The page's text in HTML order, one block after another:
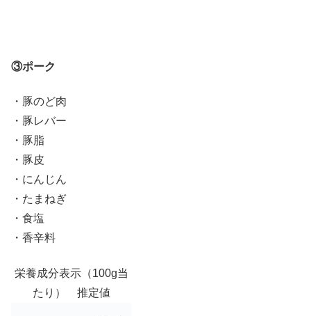
③ポーク
・豚のど肉
・豚レバー
・豚脂
・豚皮
・にんじん
・たまねぎ
・食塩
・香辛料
栄養成分表示（100g当
たり） 推定値